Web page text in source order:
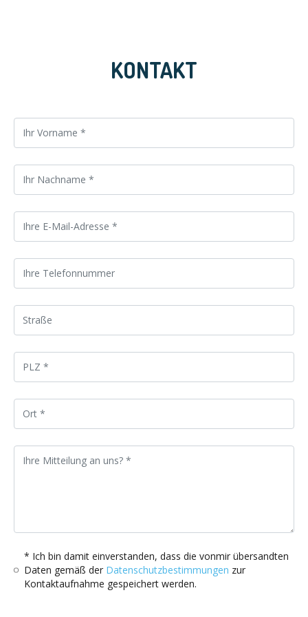
KONTAKT
* Ich bin damit einverstanden, dass die vonmir übersandten
Daten gemäß der Datenschutzbestimmungen zur
Kontaktaufnahme gespeichert werden.